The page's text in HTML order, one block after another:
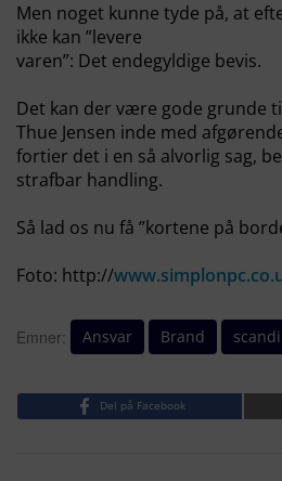
Men noget kunne tyde på, at
ikke kan ”levere
varen”: Det endegyldige bevis.
Det kan der være gode grunde
Thue Jensen inde med
fortier det i en så alvorlig sag,
strafbar handling.
Så lad os nu få ”kortene på
Foto: http://
Emner: Ansvar Brand
Del på Facebook